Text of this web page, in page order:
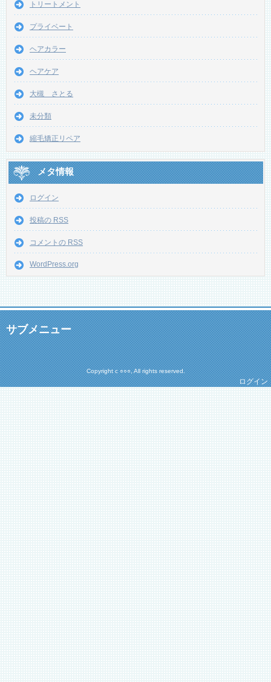
トリートメント
プライベート
ヘアカラー
ヘアケア
大槻 さとる
未分類
縮毛矯正リペア
メタ情報
ログイン
投稿の RSS
コメントの RSS
WordPress.org
サブメニュー
Copyright c ○○○, All rights reserved.
ログイン